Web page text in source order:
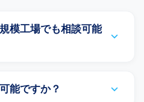
模工場でも相談可能
expand_more
能ですか？ expand_more